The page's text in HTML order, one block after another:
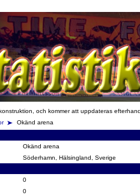
och kommer att uppdateras
Okänd arena
Okänd arena
Söderhamn, Hälsingland, Sverige
0
0